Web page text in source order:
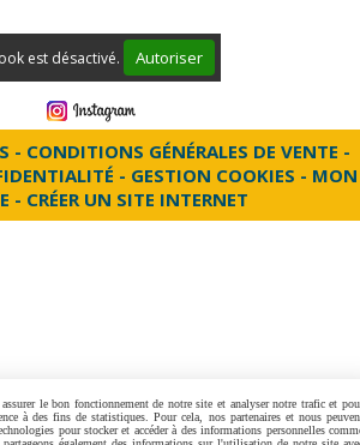
est désactivé. Autoriser
CONDITIONS GÉNÉRALES DE VENTE
GESTION COOKIES
MON
CRÉER UN SITE INTERNET
le bon fonctionnement de notre site et analyser notre trafic et
à des fins de statistiques. Pour cela, nos partenaires et nous
pour stocker et accéder à des informations personnelles